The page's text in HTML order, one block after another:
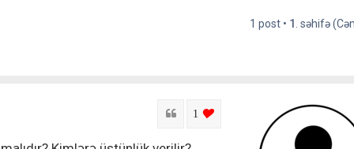
1 post • 1 . səhifə
Sitat
1 login to like this post